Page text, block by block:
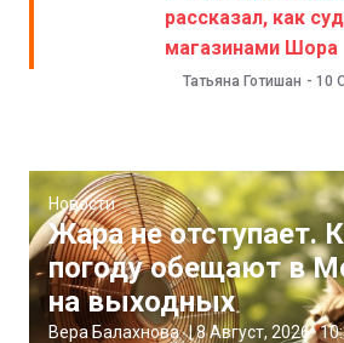
рассказал, как
магазинами Шора
Татьяна Готишан - 10
Новости
Жара не отступает.
погоду обещают в
на выходных
Вера Балахнова |8 Август, 2026